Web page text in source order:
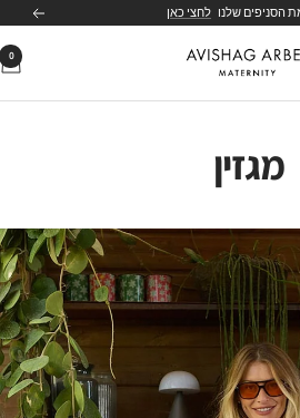
הסניפים שלנו לחצי כאן הבא
0
מגזין